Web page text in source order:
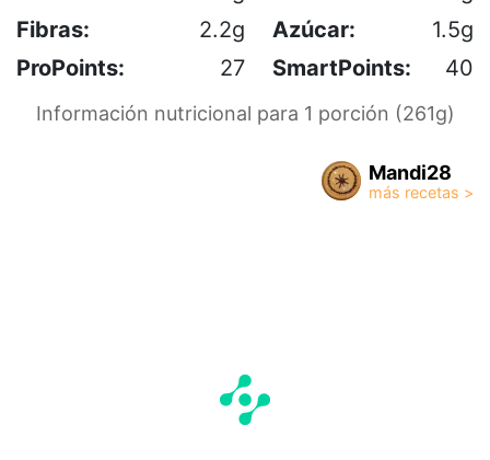
Fibras:
2.2g Azúcar:
1.5g
ProPoints:
27 SmartPoints: 40
Información nutricional para 1 porción (261g)
Mandi28